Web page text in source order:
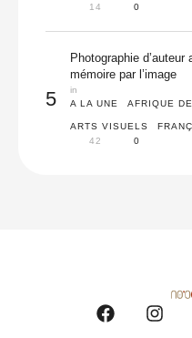
14
0
5
Photographie
mémoire par l’image
in
A LA UNE
AFRIQUE
ARTS VISUELS
42
0